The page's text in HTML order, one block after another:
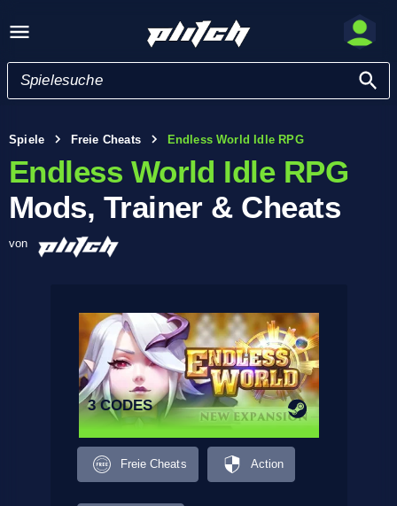
Spiele Freie Cheats Endless World Idle RPG
Endless World Idle RPG
Mods, Trainer & Cheats
von
3 CODES
Freie Cheats Action